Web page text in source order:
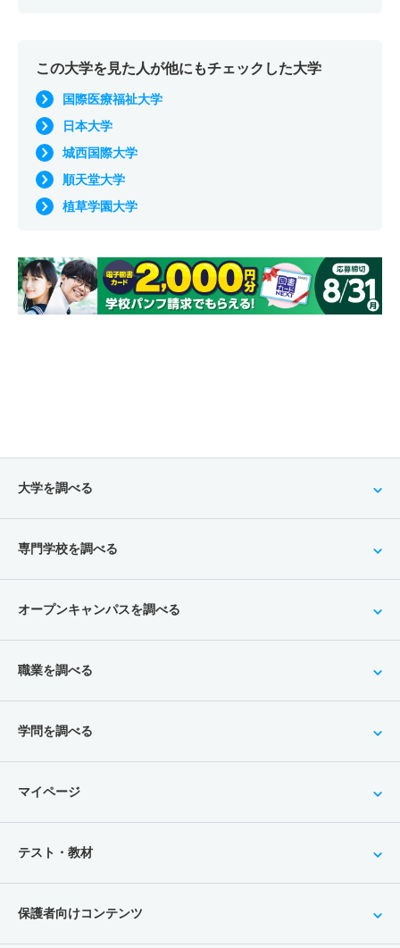
この大学を見た人が他にもチェックした大学
国際医療福祉大学
日本大学
城西国際大学
順天堂大学
植草学園大学
大学を調べる
専門学校を調べる
オープンキャンパスを調べる
職業を調べる
学問を調べる
マイページ
テスト・教材
保護者向けコンテンツ